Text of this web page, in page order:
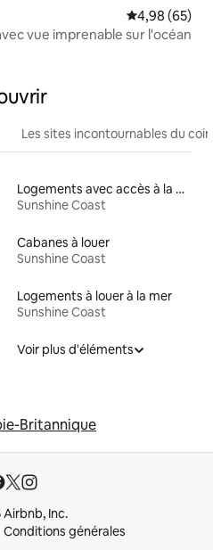
Note
4,98 (65)
vue imprenable sur l'océan
Les sites incontournables du coin
Logements avec accès à la plage
Sunshine Coast
Cabanes à louer
Sunshine Coast
Logements à louer à la mer
Sunshine Coast
Voir plus d'éléments
Britannique
Inc.
Conditions générales